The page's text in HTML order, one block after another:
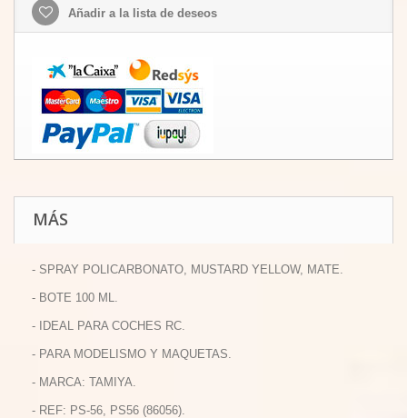
Añadir a la lista de deseos
MÁS
- SPRAY POLICARBONATO, MUSTARD YELLOW, MATE.
- BOTE 100 ML.
- IDEAL PARA COCHES RC.
- PARA MODELISMO Y MAQUETAS.
- MARCA: TAMIYA.
- REF: PS-56, PS56 (86056).